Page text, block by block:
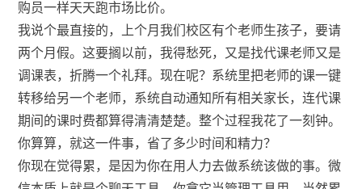
购员一样天天跑市场比价。
我说个最直接的，上个月我们校区有个老师生孩子，要请
两个月假。这要搁以前，我得愁死，又是找代课老师又是
调课表，折腾一个礼拜。现在呢？系统里把老师的课一键
转移给另一个老师，系统自动通知所有相关家长，连代课
期间的课时费都算得清清楚楚。整个过程我花了一刻钟。
你算算，就这一件事，省了多少时间和精力？
你现在觉得累，是因为你在用人力去做系统该做的事。微